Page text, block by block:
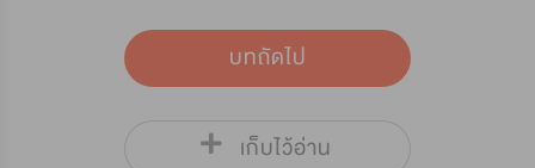
บทถัดไป
เก็บไว้อ่าน